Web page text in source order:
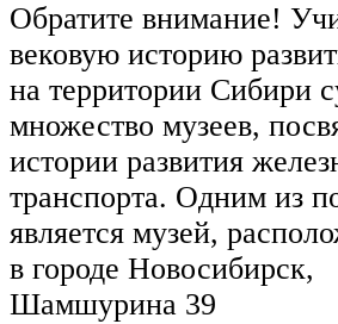
Обратите внимание!
вековую историю
на территории Сибири
множество музеев,
истории развития
транспорта. Одним из
является музей,
в городе Новосибирск,
Шамшурина 39